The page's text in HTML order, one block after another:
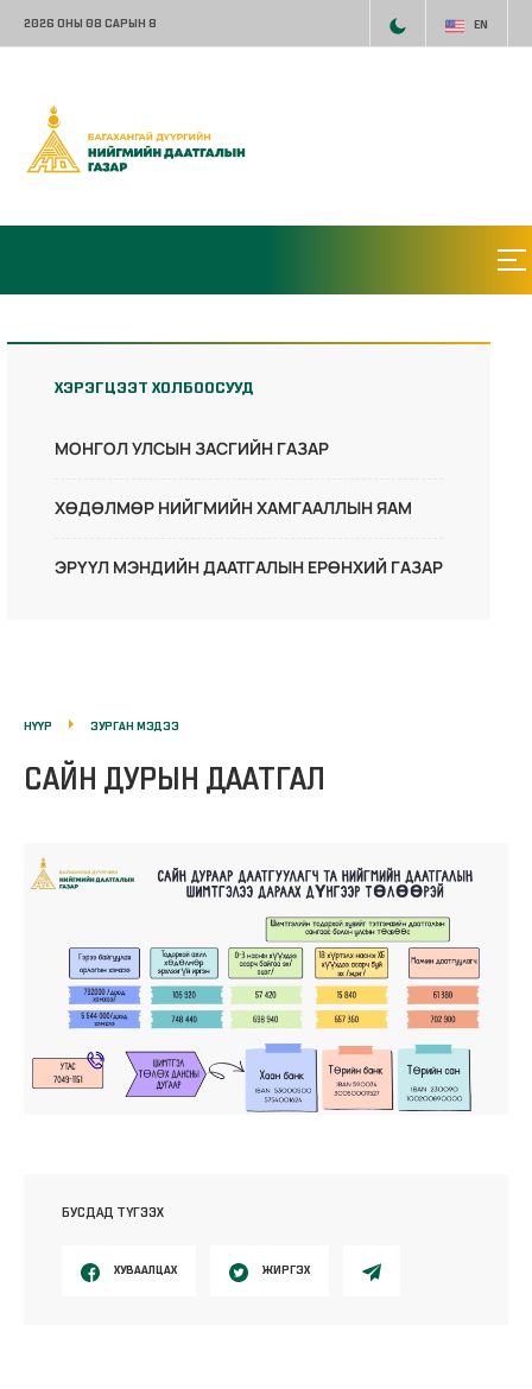
2026 ОНЫ 08 САРЫН 8 EN
ХЭРЭГЦЭЭТ ХОЛБООСУУД
МОНГОЛ УЛСЫН ЗАСГИЙН ГАЗАР
ХӨДӨЛМӨР НИЙГМИЙН ХАМГААЛЛЫН ЯАМ
ЭРҮҮЛ МЭНДИЙН ДААТГАЛЫН ЕРӨНХИЙ ГАЗАР
НҮҮР ЗУРГАН МЭДЭЭ
САЙН ДУРЫН ДААТГАЛ
БУСДАД ТҮГЭЭХ
ХУВААЛЦАХ ЖИРГЭХ